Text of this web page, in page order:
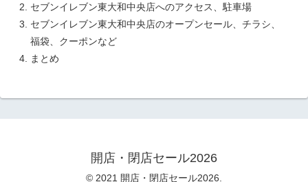
セブンイレブン東大和中央店へのアクセス、駐車場
セブンイレブン東大和中央店のオープンセール、チラシ、
福袋、クーポンなど
まとめ
開店・閉店セール2026
© 2021 開店・閉店セール2026.